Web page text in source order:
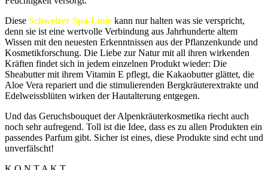
Diese Schweizer Spa-Linie kann nur halten was sie verspricht,
denn sie ist eine wertvolle Verbindung aus Jahrhunderte altem
Wissen mit den neuesten Erkenntnissen aus der Pflanzenkunde und
Kosmetikforschung. Die Liebe zur Natur mit all ihren wirkenden
Kräften findet sich in jedem einzelnen Produkt wieder: Die
Sheabutter mit ihrem Vitamin E pflegt, die Kakaobutter glättet, die
Aloe Vera repariert und die stimulierenden Bergkräuterextrakte und
Edelweissblüten wirken der Hautalterung entgegen.
Und das Geruchsbouquet der Alpenkräuterkosmetika riecht auch
noch sehr aufregend. Toll ist die Idee, dass es zu allen Produkten ein
passendes Parfum gibt. Sicher ist eines, diese Produkte sind echt und
unverfälscht!